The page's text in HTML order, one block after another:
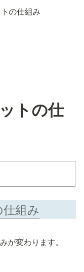
の仕組み
トの仕
組み
が変わります。